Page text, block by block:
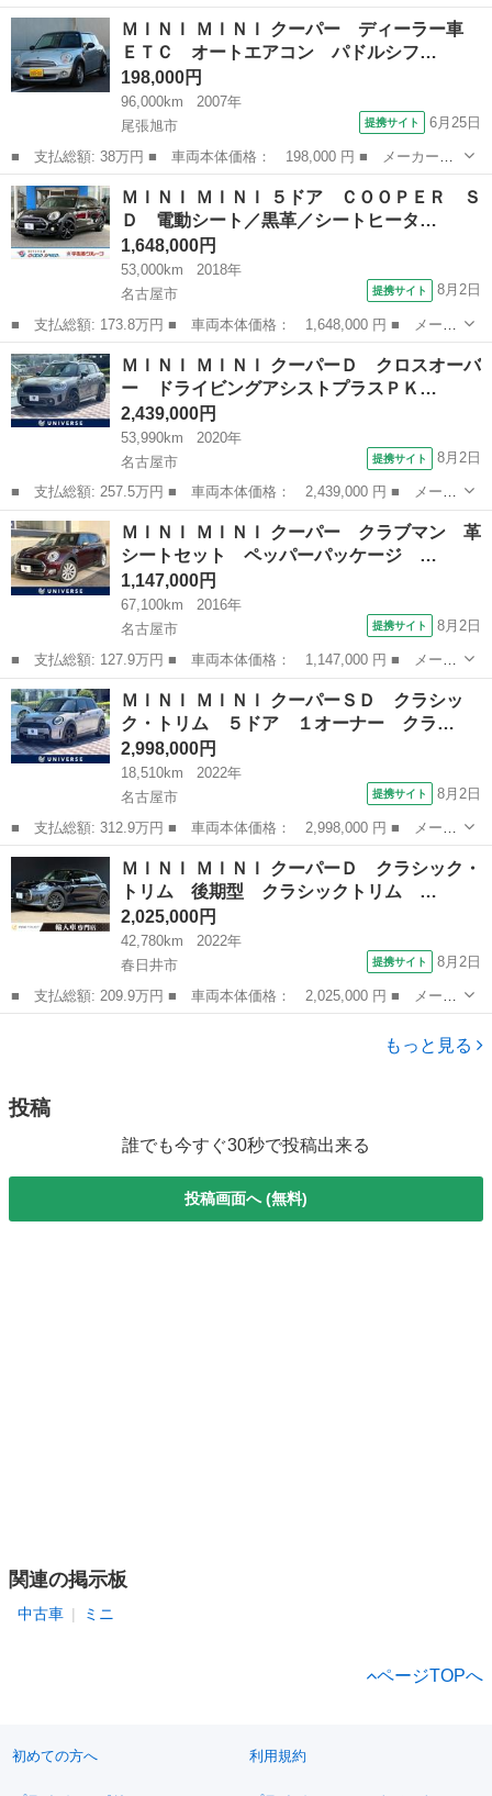
ー名： ＭＩＮＩ ■ 車種名： ＭＩＮＩ ■ グレード名： クラブ
マン バッキンガム 後期 カメラパッケージ クルーズコントロー
ル 純正...
愛知 名古屋市
ＭＩＮＩ ＭＩＮＩ クーパー ディーラー車
ＥＴＣ オートエアコン パドルシフ…
198,000円
96,000km
2007年
尾張旭市
提携サイト 6月25日
■ 支払総額: 38万円 ■ 車両本体価格： 198,000 円 ■ メーカー
名： ＭＩＮＩ ■ 車種名： ＭＩＮＩ ■ グレード名： クーパ
ー ディーラー車 ＥＴＣ オートエアコン パドルシフト スモー
ク ＵＶカットフィ...
愛知 尾張旭市
ＭＩＮＩ ＭＩＮＩ ５ドア ＣＯＯＰＥＲ Ｓ
Ｄ 電動シート／黒革／シートヒータ…
1,648,000円
53,000km
2018年
名古屋市
提携サイト 8月2日
■ 支払総額: 173.8万円 ■ 車両本体価格： 1,648,000 円 ■ メーカ
ー名： ＭＩＮＩ ■ 車種名： ＭＩＮＩ ■ グレード名： ５ド
ア ＣＯＯＰＥＲ ＳＤ 電動シート／黒革／シートヒーター／アク
ティブクル...
愛知 名古屋市
ＭＩＮＩ ＭＩＮＩ クーパーＤ クロスオーバ
ー ドライビングアシストプラスＰＫ…
2,439,000円
53,990km
2020年
名古屋市
提携サイト 8月2日
■ 支払総額: 257.5万円 ■ 車両本体価格： 2,439,000 円 ■ メーカ
ー名： ＭＩＮＩ ■ 車種名： ＭＩＮＩ ■ グレード名： クーパ
ーＤ クロスオーバー ドライビングアシストプラスＰＫＧ 純正ナ
ビ バッ...
愛知 名古屋市 ミニ
ＭＩＮＩ ＭＩＮＩ クーパー クラブマン 革
シートセット ペッパーパッケージ …
1,147,000円
67,100km
2016年
名古屋市
提携サイト 8月2日
■ 支払総額: 127.9万円 ■ 車両本体価格： 1,147,000 円 ■ メーカ
ー名： ＭＩＮＩ ■ 車種名： ＭＩＮＩ ■ グレード名： クーパ
ー クラブマン 革シートセット ペッパーパッケージ 青革シー
ト 純正ナ...
愛知 名古屋市
ＭＩＮＩ ＭＩＮＩ クーパーＳＤ クラシッ
ク・トリム ５ドア １オーナー クラ…
2,998,000円
18,510km
2022年
名古屋市
提携サイト 8月2日
■ 支払総額: 312.9万円 ■ 車両本体価格： 2,998,000 円 ■ メーカ
ー名： ＭＩＮＩ ■ 車種名： ＭＩＮＩ ■ グレード名： クーパ
ーＳＤ クラシック・トリム ５ドア １オーナー クラシックトリ
ム 純正...
愛知 名古屋市
ＭＩＮＩ ＭＩＮＩ クーパーＤ クラシック・
トリム 後期型 クラシックトリム …
2,025,000円
42,780km
2022年
春日井市
提携サイト 8月2日
■ 支払総額: 209.9万円 ■ 車両本体価格： 2,025,000 円 ■ メーカ
ー名： ＭＩＮＩ ■ 車種名： ＭＩＮＩ ■ グレード名： クーパ
ーＤ クラシック・トリム 後期型 クラシックトリム ドライビン
もっと見る
投稿
誰でも今すぐ30秒で投稿出来る
投稿画面へ (無料)
関連の掲示板
中古車 ミニ
ページTOPへ
初めての方へ 利用規約